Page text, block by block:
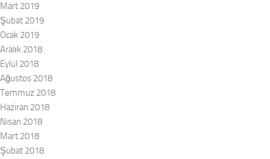
Mart 2019
Şubat 2019
Ocak 2019
Aralık 2018
Eylül 2018
Ağustos 2018
Temmuz 2018
Haziran 2018
Nisan 2018
Mart 2018
Şubat 2018